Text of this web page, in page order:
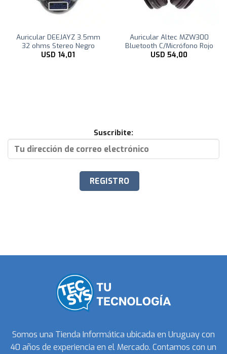
Auricular DEEJAYZ 3.5mm
32 ohms Stereo Negro
USD 14,01
Auricular Altec MZW300
Bluetooth C/Micrófono Rojo
USD 54,00
Suscribite:
Somos una Tienda Informática ubicada en Uruguay con
40 años de experiencia en el Mercado. Contamos con un